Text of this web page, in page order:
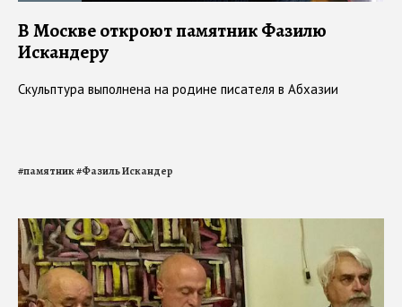
В Москве откроют памятник Фазилю
Искандеру
Скульптура выполнена на родине писателя в Абхазии
#памятник#Фазиль Искандер